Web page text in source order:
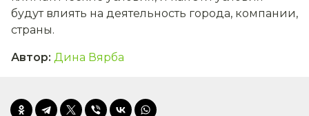
будут влиять на деятельность города, компании,
страны.
Автор: Дина Вярба